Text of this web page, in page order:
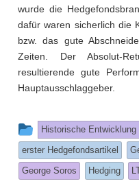
wurde die
dafür waren sicherlich die
bzw. das gute
Zeiten. Der Absolut-
resultierende gute
Hauptausschlaggeber.
This
entry
was
posted
Historische Entwicklung
erster Hedgefondsartikel
George Soros
Hedging